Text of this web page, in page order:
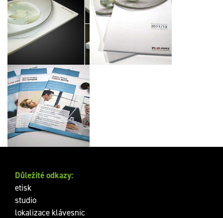
Výroční zpráva
2012/2013
společnosti Brain
Force Software GmbH
Výroční zpráva
společnosti Brain
Metalický tisk letáků
pro společnost Brain
Force
Důležité odkazy:
etisk
studio
lokalizace klávesnic